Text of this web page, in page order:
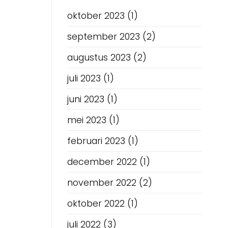
oktober 2023 (1)
september 2023 (2)
augustus 2023 (2)
juli 2023 (1)
juni 2023 (1)
mei 2023 (1)
februari 2023 (1)
december 2022 (1)
november 2022 (2)
oktober 2022 (1)
juli 2022 (3)